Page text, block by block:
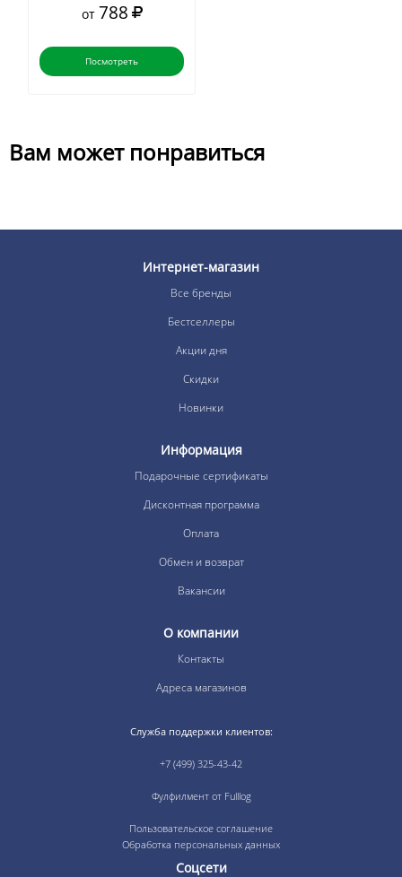
от 788
Посмотреть
Вам может понравиться
Интернет-магазин
Все бренды
Бестселлеры
Акции дня
Скидки
Новинки
Информация
Подарочные сертификаты
Дисконтная программа
Оплата
Обмен и возврат
Вакансии
О компании
Контакты
Адреса магазинов
Служба поддержки клиентов:
+7 (499) 325-43-42
Фулфилмент от Fulllog
Пользовательское соглашение
Обработка персональных данных
Соцсети